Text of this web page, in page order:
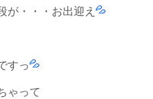
が・・・お出迎え
すっ
ゃって